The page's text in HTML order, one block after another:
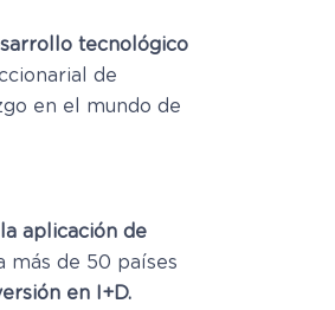
tecnológico
de
en el mundo de
aplicación de
más de 50 países
en I+D.